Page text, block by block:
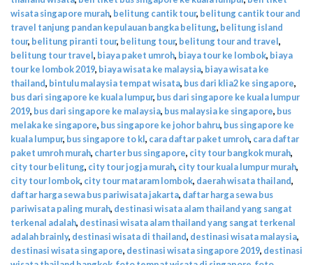
wisata singapore murah, belitung cantik tour, belitung cantik tour and
travel tanjung pandan kepulauan bangka belitung, belitung island
tour, belitung piranti tour, belitung tour, belitung tour and travel,
belitung tour travel, biaya paket umroh, biaya tour ke lombok, biaya
tour ke lombok 2019, biaya wisata ke malaysia, biaya wisata ke
thailand, bintulu malaysia tempat wisata, bus dari klia2 ke singapore,
bus dari singapore ke kuala lumpur, bus dari singapore ke kuala lumpur
2019, bus dari singapore ke malaysia, bus malaysia ke singapore, bus
melaka ke singapore, bus singapore ke johor bahru, bus singapore ke
kuala lumpur, bus singapore to kl, cara daftar paket umroh, cara daftar
paket umroh murah, charter bus singapore, city tour bangkok murah,
city tour belitung, city tour jogja murah, city tour kuala lumpur murah,
city tour lombok, city tour mataram lombok, daerah wisata thailand,
daftar harga sewa bus pariwisata jakarta, daftar harga sewa bus
pariwisata paling murah, destinasi wisata alam thailand yang sangat
terkenal adalah, destinasi wisata alam thailand yang sangat terkenal
adalah brainly, destinasi wisata di thailand, destinasi wisata malaysia,
destinasi wisata singapore, destinasi wisata singapore 2019, destinasi